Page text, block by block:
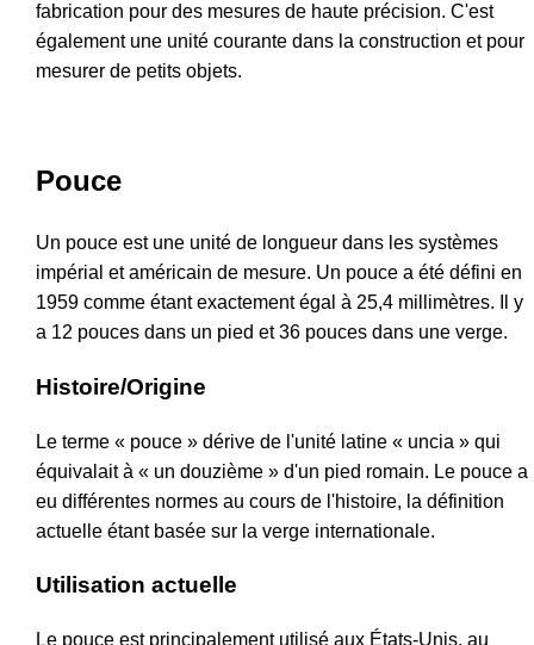
fabrication pour des mesures de haute précision. C'est
également une unité courante dans la construction et pour
mesurer de petits objets.
Pouce
Un pouce est une unité de longueur dans les systèmes
impérial et américain de mesure. Un pouce a été défini en
1959 comme étant exactement égal à 25,4 millimètres. Il y
a 12 pouces dans un pied et 36 pouces dans une verge.
Histoire/Origine
Le terme « pouce » dérive de l'unité latine « uncia » qui
équivalait à « un douzième » d'un pied romain. Le pouce a
eu différentes normes au cours de l'histoire, la définition
actuelle étant basée sur la verge internationale.
Utilisation actuelle
Le pouce est principalement utilisé aux États-Unis, au